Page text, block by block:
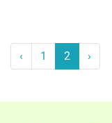
‹ 1 2 ›